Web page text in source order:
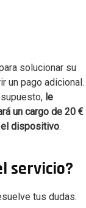
solucionar su
un pago adicional.
le
un cargo de 20 €
el dispositivo.
servicio?
tus dudas.